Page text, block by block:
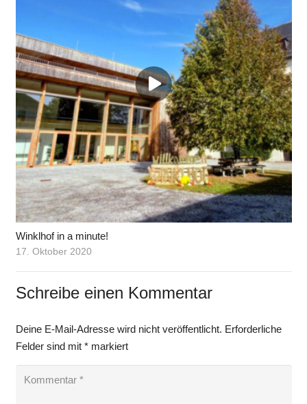
Winklhof in a minute!
17. Oktober 2020
Schreibe einen Kommentar
Deine E-Mail-Adresse wird nicht veröffentlicht. Erforderliche
Felder sind mit *markiert